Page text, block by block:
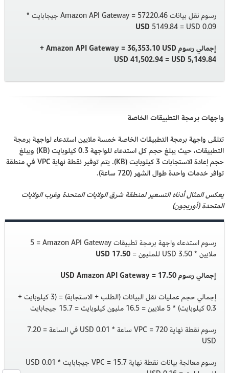
رسوم نقل بيانات Amazon API Gateway = 57220.46 جيجابايت *
0.09 USD‏ = 5149.84
إجمالي رسوم Amazon API Gateway = 36,353.10 USD +‏
5,149.84‏ USD‏ = 41,502.94 USD
واجهات برمجة التطبيقات الخاصة
تتلقى واجهة برمجة التطبيقات الخاصة خمسة ملايين استدعاء لواجهة برمجة
التطبيقات، حيث يبلغ حجم كل استدعاء للواجهة 0.3 كيلوبايت (KB) ويبلغ
حجم إعادة الاستجابات 3 كيلوبايت (KB). يتم توفير نقطة نهاية VPC في منطقة
توافر خدمات واحدة طوال الشهر (720 ساعة).
يعكس المثال أدناه التسعير لمنطقة شرق الولايات المتحدة وغرب الولايات
المتحدة (أوريجون)
رسوم استدعاء واجهة برمجة تطبيقات Amazon API Gateway‏ = 5
ملايين * 3.50 USD للمليون =
17.50 USD
إجمالي رسوم Amazon API Gateway = 17.50‏ USD
إجمالي حجم عمليات نقل البيانات (الطلب + الاستجابة) = (3 كيلوبايت +
0.3 كيلوبايت) * 5 ملايين = 16.5 مليون كيلوبايت = 15.7 جيجابايت
رسوم نقطة نهاية VPC = 720 ساعة * 0.01 USD في الساعة = 7.20
USD
رسوم معالجة بيانات نقطة نهاية VPC = 15.7 جيجابايت * 0.01 USD